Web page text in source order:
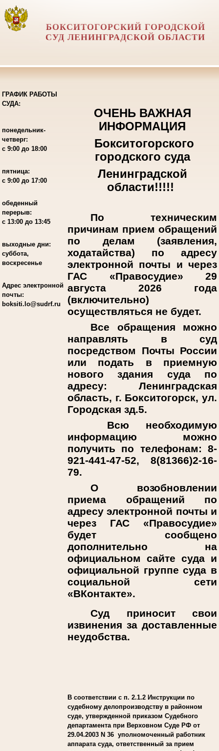
БОКСИТОГОРСКИЙ ГОРОДСКОЙ
СУД ЛЕНИНГРАДСКОЙ ОБЛАСТИ
ГРАФИК РАБОТЫ
СУДА:
понедельник-
четверг:
с 9:00 до 18:00
пятница:
с 9:00 до 17:00
обеденный
перерыв:
с 13:00 до 13:45
выходные дни:
суббота,
воскресенье
Адрес электронной
почты:
boksiti.lo@sudrf.ru
ОЧЕНЬ ВАЖНАЯ
ИНФОРМАЦИЯ
Бокситогорского
городского суда
Ленинградской
области!!!!!
По техническим
причинам прием обращений
по делам (заявления,
ходатайства) по адресу
электронной почты и через
ГАС «Правосудие» 29
августа 2026 года
(включительно)
осуществляться не будет.
Все обращения можно
направлять в суд
посредством Почты России
или подать в приемную
нового здания суда по
адресу: Ленинградская
область, г. Бокситогорск, ул.
Городская зд.5.
Всю необходимую
информацию можно
получить по телефонам: 8-
921-441-47-52, 8(81366)2-16-
79.
О возобновлении
приема обращений по
адресу электронной почты и
через ГАС «Правосудие»
будет сообщено
дополнительно на
официальном сайте суда и
официальной группе суда в
социальной сети
«ВКонтакте».
Суд приносит свои
извинения за доставленные
неудобства.
В соответствии с п. 2.1.2 Инструкции по
судебному делопроизводству в районном
суде, утвержденной приказом Судебного
департамента при Верховном Суде РФ от
29.04.2003 N 36 уполномоченный работник
аппарата суда, ответственный за прием